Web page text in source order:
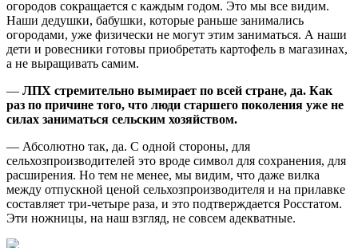
огородов сокращается с каждым годом. Это мы все видим.
Наши дедушки, бабушки, которые раньше занимались
огородами, уже физически не могут этим заниматься. А наши
дети и ровесники готовы приобретать картофель в магазинах,
а не выращивать самим.
— ЛПХ стремительно вымирает по всей стране, да. Как
раз по причине того, что люди старшего поколения уже не
силах заниматься сельским хозяйством.
— Абсолютно так, да. С одной стороны, для
сельхозпроизводителей это вроде символ для сохранения, для
расширения. Но тем не менее, мы видим, что даже вилка
между отпускной ценой сельхозпроизводителя и на прилавке
составляет три-четыре раза, и это подтверждается Росстатом.
Эти ножницы, на наш взгляд, не совсем адекватные.